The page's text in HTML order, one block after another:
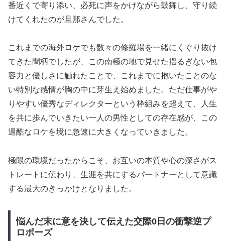
番近くで寄り添い、必死に声をかけながら鼓舞し、守り続
けてくれたのが旦那さんでした。
これまでの海外ロケでも数々の修羅場を一緒にくぐり抜け
てきた間柄でしたが、この南極の地で見せた揺るぎない包
容力と優しさに触れたことで、これまでに抱いたことのな
い特別な感情が胸の中に芽生え始めました。ただ仕事がや
りやすい優秀なディレクターという枠組みを超えて、人生
を共に歩んでいきたい一人の男性としての存在感が、この
過酷なロケを境に急速に大きくなっていきました。
極限の環境だったからこそ、お互いの本質や心の深さがス
トレートに伝わり、生涯を共にするパートナーとして意識
する最大のきっかけとなりました。
悩んだ末に意を決して伝えた交際0日の衝撃逆プ
ロポーズ